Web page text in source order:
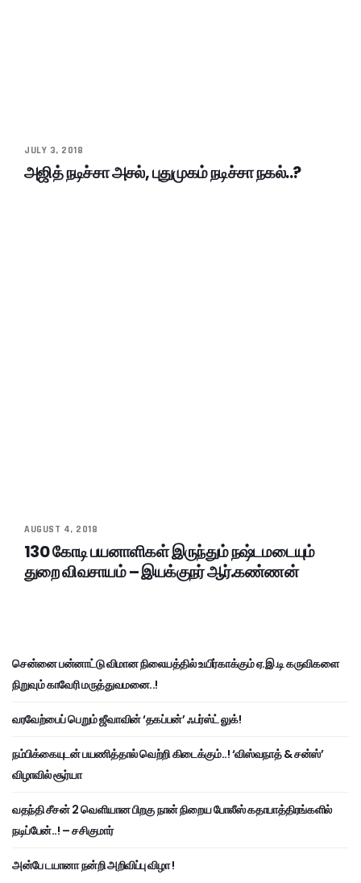
JULY 3, 2018
அஜித் நடிச்சா அசல், புதுமுகம் நடிச்சா நகல்..?
AUGUST 4, 2018
130 கோடி பயனாளிகள் இருந்தும் நஷ்டமடையும்
துறை விவசாயம் – இயக்குநர் ஆர்.கண்ணன்
சென்னை பன்னாட்டு விமான நிலையத்தில் உயிர்காக்கும் ஏ.இ.டி கருவிகளை
நிறுவும் காவேரி மருத்துவமனை..!
வரவேற்பைப் பெறும் ஜீவாவின் ‘தகப்பன்’ ஃபர்ஸ்ட் லுக்!
நம்பிக்கையுடன் பயணித்தால் வெற்றி கிடைக்கும்..! ‘விஸ்வநாத் & சன்ஸ்’
விழாவில் சூர்யா
வதந்தி சீசன் 2 வெளியான பிறகு நான் நிறைய போலீஸ் கதாபாத்திரங்களில்
நடிப்பேன்..! – சசிகுமார்
அன்பே டயானா நன்றி அறிவிப்பு விழா !